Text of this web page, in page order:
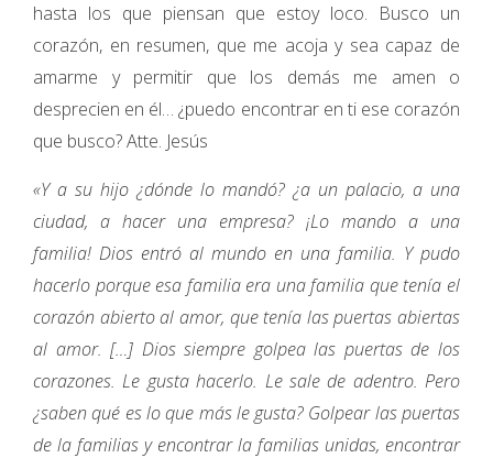
hasta los que piensan que estoy loco. Busco un
corazón, en resumen, que me acoja y sea capaz de
amarme y permitir que los demás me amen o
desprecien en él… ¿puedo encontrar en ti ese corazón
que busco? Atte. Jesús
«Y a su hijo ¿dónde lo mandó? ¿a un palacio, a una
ciudad, a hacer una empresa? ¡Lo mando a una
familia! Dios entró al mundo en una familia. Y pudo
hacerlo porque esa familia era una familia que tenía el
corazón abierto al amor, que tenía las puertas abiertas
al amor. […] Dios siempre golpea las puertas de los
corazones. Le gusta hacerlo. Le sale de adentro. Pero
¿saben qué es lo que más le gusta? Golpear las puertas
de la familias y encontrar la familias unidas, encontrar